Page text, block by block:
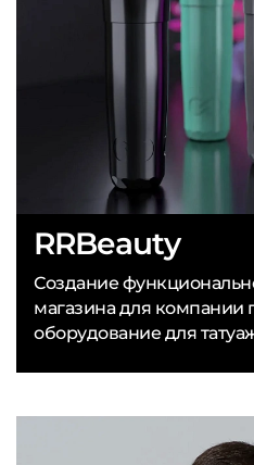
RRBeauty
Создание
магазина для компании
оборудование для